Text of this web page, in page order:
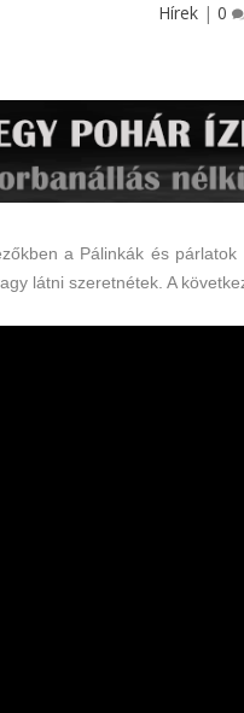
Hírek |0
a Pálinkák és párlatok
látni szeretnétek. A